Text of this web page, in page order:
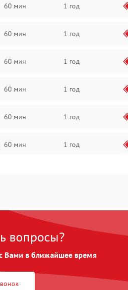
60 мин 1 год
60 мин 1 год
60 мин 1 год
60 мин 1 год
60 мин 1 год
60 мин 1 год
1 год
60 мин 1 год
вопросы?
Вами в ближайшее время